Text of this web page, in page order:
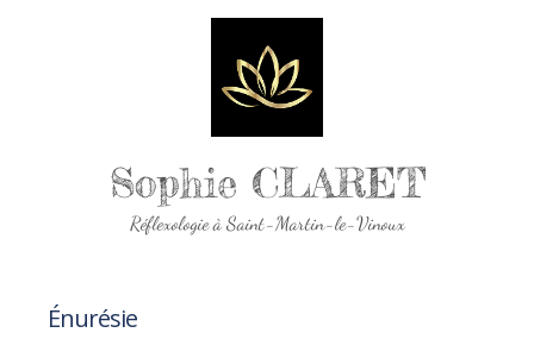
Sophie CLARET
Réflexologie à Saint-Martin-le-Vinoux
Énurésie